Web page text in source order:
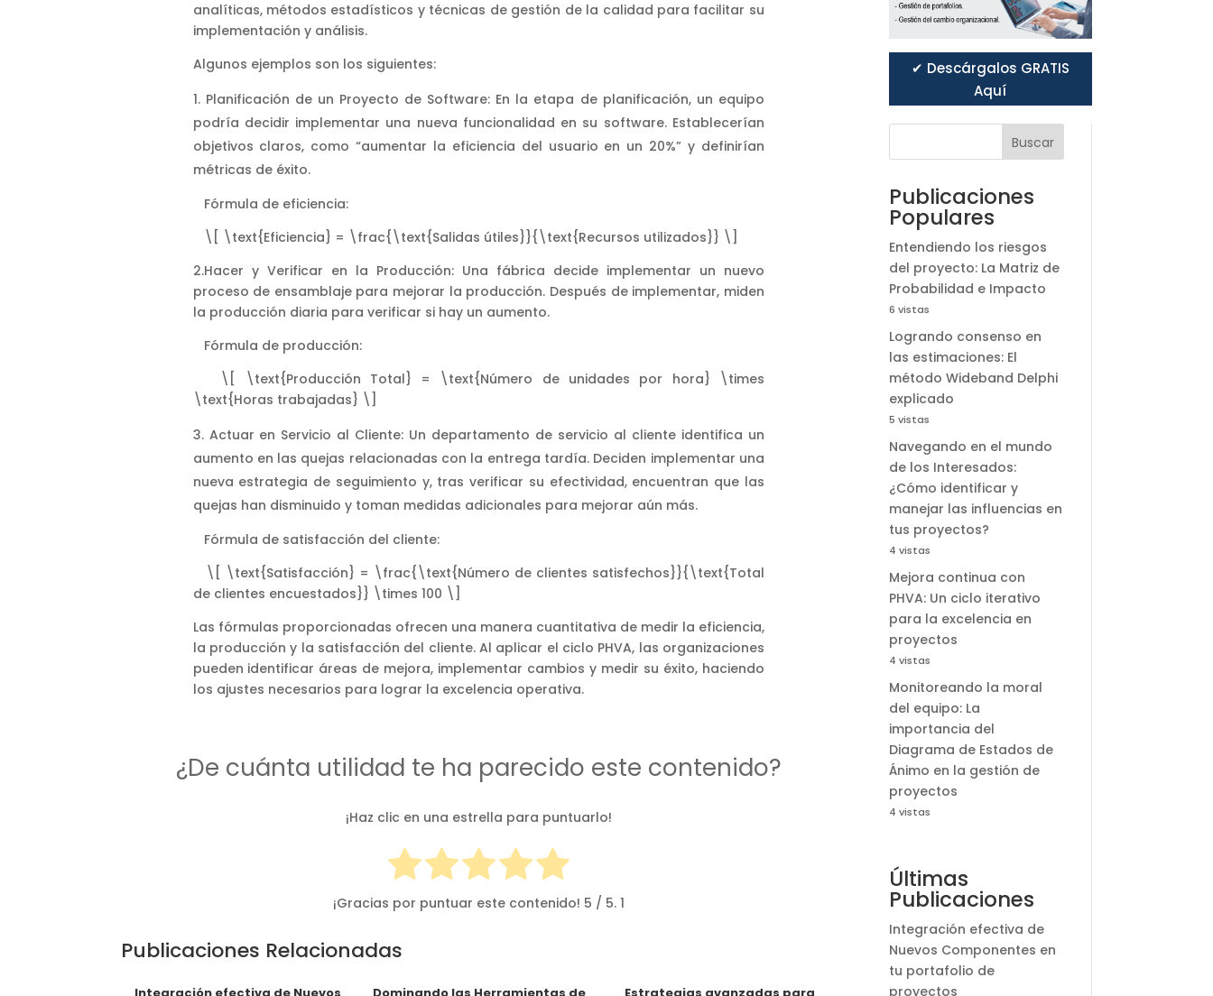
analíticas, métodos estadísticos y técnicas de gestión de la calidad para facilitar su
implementación y análisis.
Algunos ejemplos son los siguientes:
Planificación de un Proyecto de Software: En la etapa de planificación, un equipo
podría decidir implementar una nueva funcionalidad en su software. Establecerían
objetivos claros, como “aumentar la eficiencia del usuario en un 20%” y definirían
métricas de éxito.
Fórmula de eficiencia:
\[ \text{Eficiencia} = \frac{\text{Salidas útiles}}{\text{Recursos utilizados}} \]
2.Hacer y Verificar en la Producción: Una fábrica decide implementar un nuevo
proceso de ensamblaje para mejorar la producción. Después de implementar, miden
la producción diaria para verificar si hay un aumento.
Fórmula de producción:
\[ \text{Producción Total} = \text{Número de unidades por hora} \times
\text{Horas trabajadas} \]
Actuar en Servicio al Cliente: Un departamento de servicio al cliente identifica un
aumento en las quejas relacionadas con la entrega tardía. Deciden implementar una
nueva estrategia de seguimiento y, tras verificar su efectividad, encuentran que las
quejas han disminuido y toman medidas adicionales para mejorar aún más.
Fórmula de satisfacción del cliente:
\[ \text{Satisfacción} = \frac{\text{Número de clientes satisfechos}}{\text{Total
de clientes encuestados}} \times 100 \]
Las fórmulas proporcionadas ofrecen una manera cuantitativa de medir la eficiencia,
la producción y la satisfacción del cliente. Al aplicar el ciclo PHVA, las organizaciones
pueden identificar áreas de mejora, implementar cambios y medir su éxito, haciendo
los ajustes necesarios para lograr la excelencia operativa.
¿De cuánta utilidad te ha parecido este contenido?
¡Haz clic en una estrella para puntuarlo!
¡Gracias por puntuar este contenido! 5 / 5. 1
Publicaciones Relacionadas
✔ Descárgalos GRATIS
Aquí
Buscar
Publicaciones
Populares
Entendiendo los riesgos
del proyecto: La Matriz de
Probabilidad e Impacto
6 vistas
Logrando consenso en
las estimaciones: El
método Wideband Delphi
explicado
5 vistas
Navegando en el mundo
de los Interesados:
¿Cómo identificar y
manejar las influencias en
tus proyectos?
4 vistas
Mejora continua con
PHVA: Un ciclo iterativo
para la excelencia en
proyectos
4 vistas
Monitoreando la moral
del equipo: La
importancia del
Diagrama de Estados de
Ánimo en la gestión de
proyectos
4 vistas
Últimas
Publicaciones
Integración efectiva de
Nuevos Componentes en
tu portafolio de
proyectos